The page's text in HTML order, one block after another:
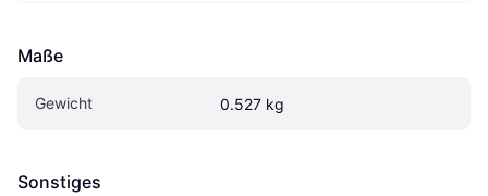
Maße
Gewicht 0.527 kg
Sonstiges